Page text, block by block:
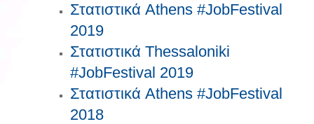
Στατιστικά Athens #JobFestival
2019
Στατιστικά Thessaloniki
#JobFestival 2019
Στατιστικά Athens #JobFestival
2018